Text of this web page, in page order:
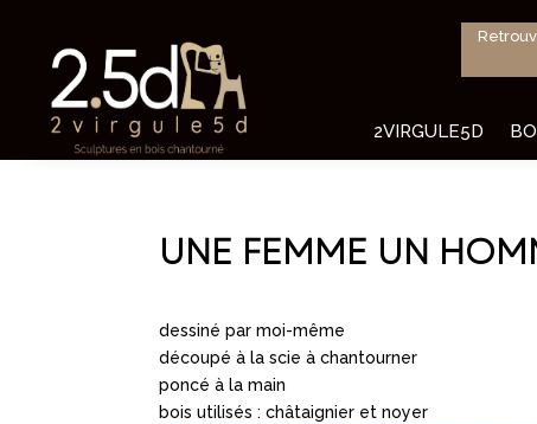
2VIRGULE5D
UNE FEMME UN
dessiné par moi-même
découpé à la scie à chantourner
poncé à la main
bois utilisés : châtaignier et noyer